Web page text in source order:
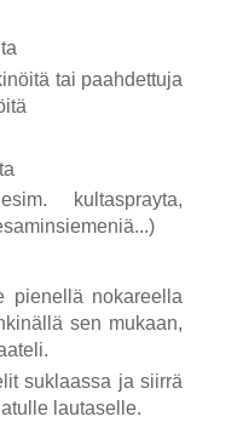
tai paahdettuja
kultasprayta,
pienellä nokareella
sen mukaan,
suklaassa ja siirrä
lautaselle.